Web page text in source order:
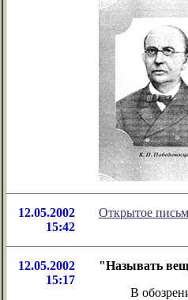
12.05.2002
15:42
Открытое
12.05.2002
15:17
"Называть
В